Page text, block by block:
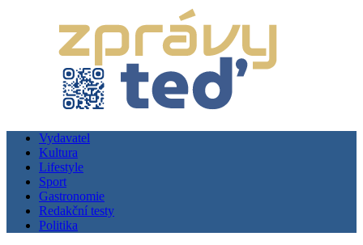
Vydavatel
Kultura
Lifestyle
Sport
Gastronomie
Redakční testy
Politika